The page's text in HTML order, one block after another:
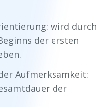
wird durch
der ersten
Aufmerksamkeit:
der